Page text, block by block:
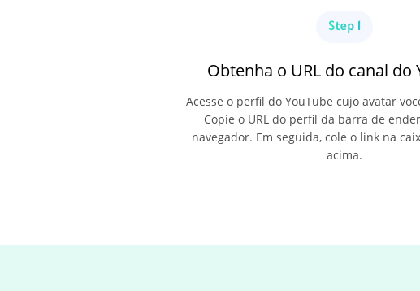
Obtenha o URL do canal do
Acesse o perfil do YouTube cujo avatar
Copie o URL do perfil da barra de
navegador. Em seguida, cole o link na
acima.